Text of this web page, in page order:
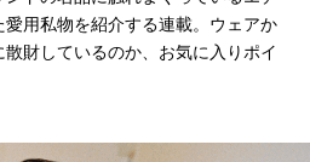
用私物を紹介する連載。ウェアか
財しているのか、お気に入りポイ